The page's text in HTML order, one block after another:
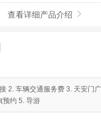
查看详细产品介绍 
2. 车辆交通服务费 3. 天安门
预约 5. 导游